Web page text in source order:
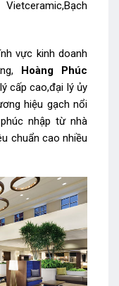
vực kinh doanh
Hoàng Phúc
cấp cao,đại lý ủy
hiệu gạch nổi
nhập từ nhà
chuẩn cao nhiều